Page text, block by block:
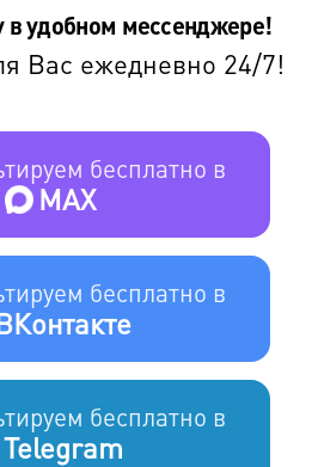
в удобном мессенджере!
Вас ежедневно 24/7!
бесплатно в
MAX
бесплатно в
бесплатно в
Telegram